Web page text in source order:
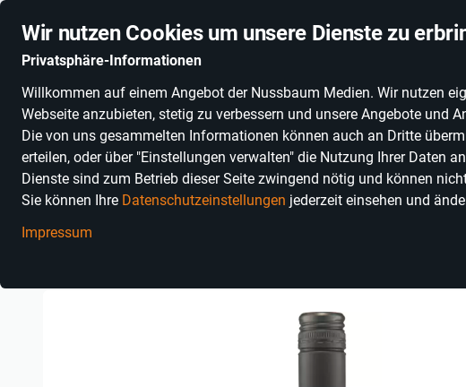
Wir nutzen Cookies um unsere Dienste zu
Privatsphäre-Informationen
Willkommen auf einem Angebot der Nussbaum Medien. Wir nutzen
Webseite anzubieten, stetig zu verbessern und unsere Angebote und
Die von uns gesammelten Informationen können auch an Dritte
erteilen, oder über "Einstellungen verwalten" die Nutzung Ihrer Daten
Dienste sind zum Betrieb dieser Seite zwingend nötig und können
Sie können Ihre Datenschutzeinstellungen jederzeit einsehen und
Impressum
PRODUKTKATEGORIEN SONNENGLAS® ALKOHOLFREIE WEINE